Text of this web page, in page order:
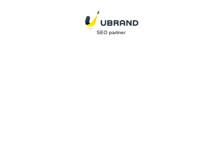
SEO partner